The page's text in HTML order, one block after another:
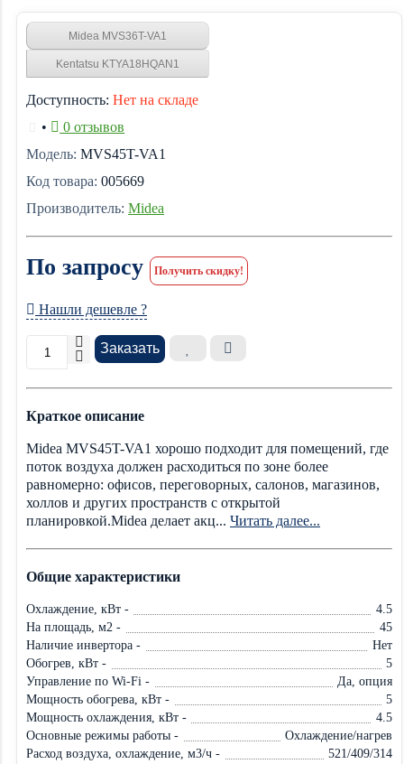
Midea MVS36T-VA1
Kentatsu KTYA18HQAN1
Доступность: Нет на складе
•
0 отзывов
Модель: MVS45T-VA1
Код товара: 005669
Производитель: Midea
По запросу Получить скидку!
Нашли дешевле ?
Заказать
Краткое описание
Midea MVS45T-VA1 хорошо подходит для помещений, где
поток воздуха должен расходиться по зоне более
равномерно: офисов, переговорных, салонов, магазинов,
холлов и других пространств с открытой
планировкой.Midea делает акц... Читать далее...
Общие характеристики
Охлаждение, кВт -
4.5
На площадь, м2 -
45
Наличие инвертора -
Нет
Обогрев, кВт -
5
Управление по Wi-Fi -
Да, опция
Мощность обогрева, кВт -
5
Мощность охлаждения, кВт -
4.5
Основные режимы работы -
Охлаждение/нагрев
Расход воздуха, охлаждение, м3/ч -
521/409/314